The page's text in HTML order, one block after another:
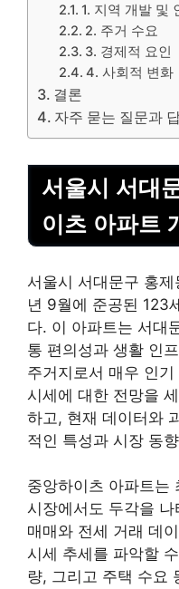
1. 지역 개발 및
2. 주거 수요
3. 경제적 요인
4. 사회적 변화
결론
자주 묻는 질문과
서울시 서대
이츠 아파트
서울시 서대문구 홍
년 9월에 준공된 123
다. 이 아파트는 서대
통 편의성과 생활 인
주거지로서 매우 인
시세에 대한 전망을
하고, 현재 데이터와
적인 특성과 시장 동
중앙하이츠 아파트는
시장에서도 두각을
매매와 전세 거래 데
시세 추세를 파악할
량, 그리고 주택 수요